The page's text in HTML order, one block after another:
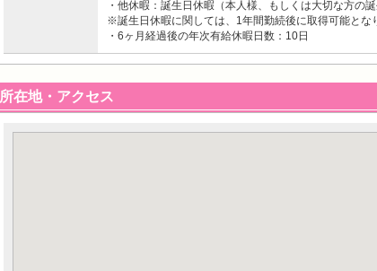
・他休暇：誕生日休暇（本人様、もしくは大切な方の
※誕生日休暇に関しては、1年間勤続後に取得可能とな
・6ヶ月経過後の年次有給休暇日数：10日
所在地・アクセス